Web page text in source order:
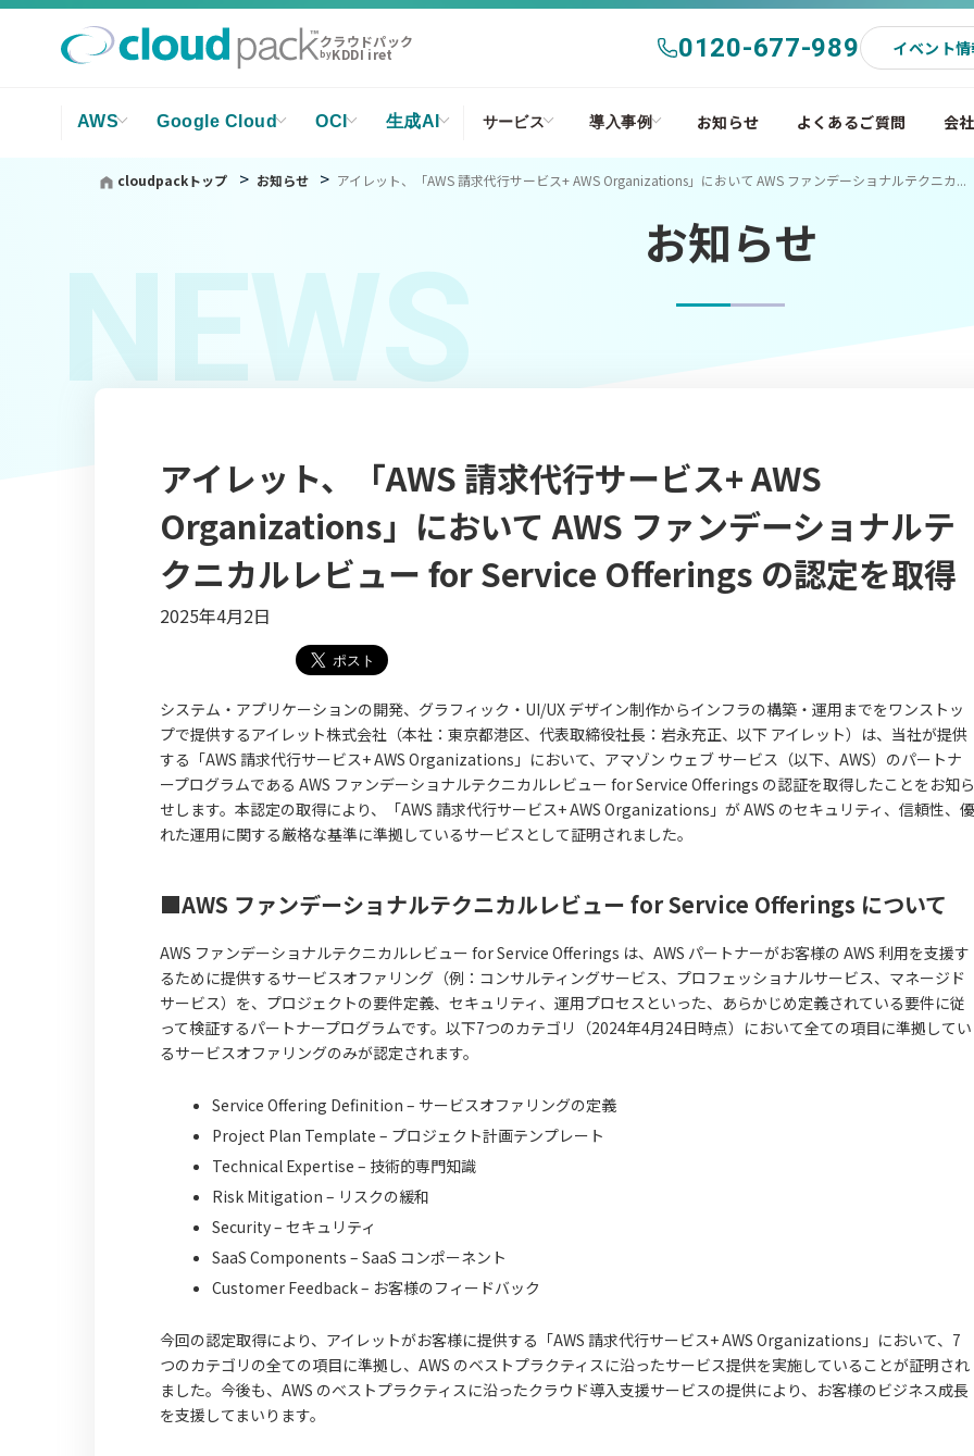
クラウドパック
byKDDI iret 0120-677-989 イベント
AWS Google Cloud OCI 生成AI サービス 導入事例 お知らせ よくあるご質問 会
cloudpackトップ お知らせ アイレット、「AWS 請求代行サービス+ AWS Organizations」において AWS ファンデーショナルテクニカ...
お知らせ
NEWS
アイレット、「AWS 請求代行サービス+ AWS
Organizations」において AWS ファンデーショナルテ
クニカルレビュー for Service Offerings の認定を取得
2025年4月2日
システム・アプリケーションの開発、グラフィック・UI/UX デザイン制作からインフラの構築・運用までをワンストッ
プで提供するアイレット株式会社（本社：東京都港区、代表取締役社長：岩永充正、以下 アイレット）は、当社が提供
する「AWS 請求代行サービス+ AWS Organizations」において、アマゾン ウェブ サービス（以下、AWS）のパートナ
ープログラムである AWS ファンデーショナルテクニカルレビュー for Service Offerings の認証を取得したことをお知ら
せします。本認定の取得により、「AWS 請求代行サービス+ AWS Organizations」が AWS のセキュリティ、信頼性、優
れた運用に関する厳格な基準に準拠しているサービスとして証明されました。
■AWS ファンデーショナルテクニカルレビュー for Service Offerings について
AWS ファンデーショナルテクニカルレビュー for Service Offerings は、AWS パートナーがお客様の AWS 利用を支援す
るために提供するサービスオファリング（例：コンサルティングサービス、プロフェッショナルサービス、マネージド
サービス）を、プロジェクトの要件定義、セキュリティ、運用プロセスといった、あらかじめ定義されている要件に従
って検証するパートナープログラムです。以下7つのカテゴリ（2024年4月24日時点）において全ての項目に準拠してい
るサービスオファリングのみが認定されます。
Service Offering Definition – サービスオファリングの定義
Project Plan Template – プロジェクト計画テンプレート
Technical Expertise – 技術的専門知識
Risk Mitigation – リスクの緩和
Security – セキュリティ
SaaS Components – SaaS コンポーネント
Customer Feedback – お客様のフィードバック
今回の認定取得により、アイレットがお客様に提供する「AWS 請求代行サービス+ AWS Organizations」において、7
つのカテゴリの全ての項目に準拠し、AWS のベストプラクティスに沿ったサービス提供を実施していることが証明され
ました。今後も、AWS のベストプラクティスに沿ったクラウド導入支援サービスの提供により、お客様のビジネス成長
を支援してまいります。